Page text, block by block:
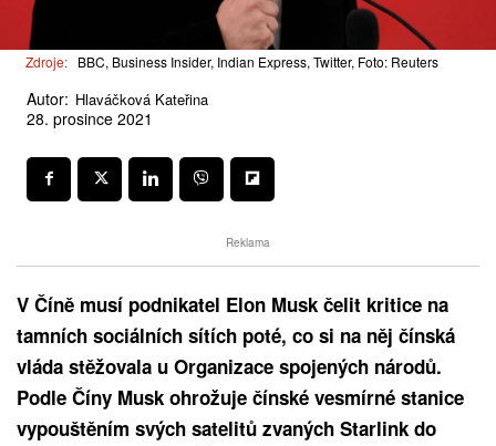
Zdroje: BBC, Business Insider, Indian Express, Twitter, Foto: Reuters
Autor: Hlaváčková Kateřina
28. prosince 2021
Reklama
V Číně musí podnikatel Elon Musk čelit kritice na
tamních sociálních sítích poté, co si na něj čínská
vláda stěžovala u Organizace spojených národů.
Podle Číny Musk ohrožuje čínské vesmírné stanice
vypouštěním svých satelitů zvaných Starlink do